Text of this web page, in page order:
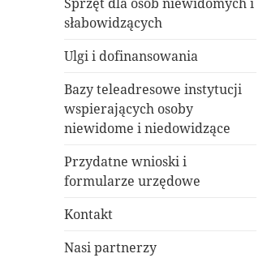
słabowidzących
Ulgi i dofinansowania
Bazy teleadresowe instytucji
wspierających osoby
niewidome i niedowidzące
Przydatne wnioski i
formularze urzędowe
Kontakt
Nasi partnerzy